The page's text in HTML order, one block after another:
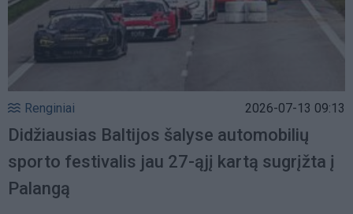
Renginiai 2026-07-13 09:13
Didžiausias Baltijos šalyse automobilių
sporto festivalis jau 27-ąjį kartą sugrįžta į
Palangą